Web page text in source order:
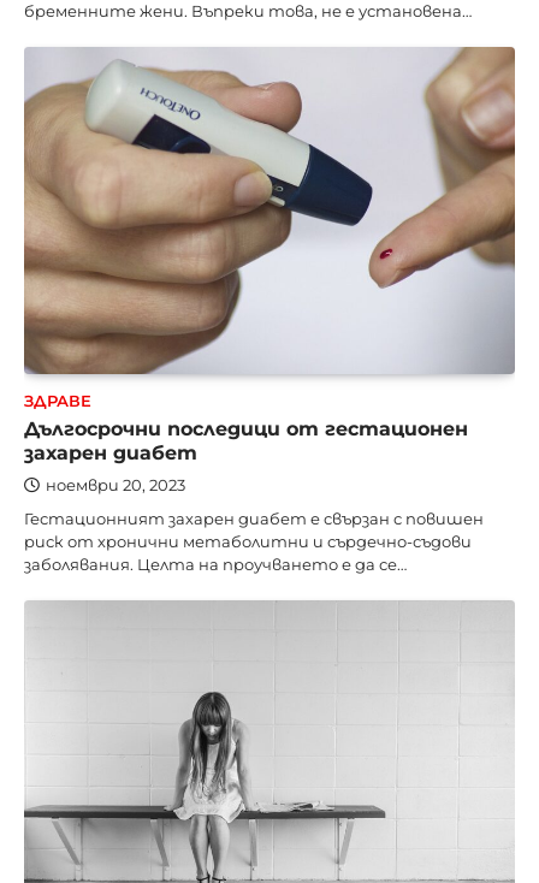
бременните жени. Въпреки това, не е установена…
ЗДРАВЕ
Дългосрочни последици от гестационен
захарен диабет
ноември 20, 2023
Гестационният захарен диабет е свързан с повишен
риск от хронични метаболитни и сърдечно-съдови
заболявания. Целта на проучването е да се…